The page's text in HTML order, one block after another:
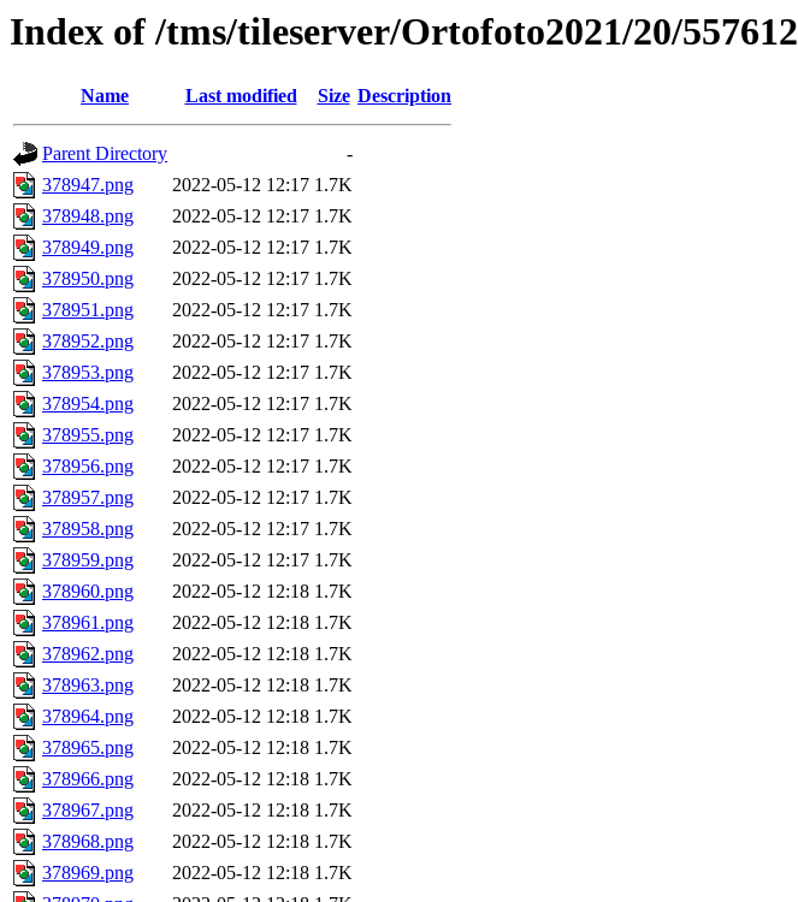
Index of /tms/tileserver/Ortofoto2021/20/557612
Name Last modified Size Description
Parent Directory
-
378947.png
2022-05-12 12:17 1.7K
378948.png
2022-05-12 12:17 1.7K
378949.png
2022-05-12 12:17 1.7K
378950.png
2022-05-12 12:17 1.7K
378951.png
2022-05-12 12:17 1.7K
378952.png
2022-05-12 12:17 1.7K
378953.png
2022-05-12 12:17 1.7K
378954.png
2022-05-12 12:17 1.7K
378955.png
2022-05-12 12:17 1.7K
378956.png
2022-05-12 12:17 1.7K
378957.png
2022-05-12 12:17 1.7K
378958.png
2022-05-12 12:17 1.7K
378959.png
2022-05-12 12:17 1.7K
378960.png
2022-05-12 12:18 1.7K
378961.png
2022-05-12 12:18 1.7K
378962.png
2022-05-12 12:18 1.7K
378963.png
2022-05-12 12:18 1.7K
378964.png
2022-05-12 12:18 1.7K
378965.png
2022-05-12 12:18 1.7K
378966.png
2022-05-12 12:18 1.7K
378967.png
2022-05-12 12:18 1.7K
378968.png
2022-05-12 12:18 1.7K
378969.png
2022-05-12 12:18 1.7K